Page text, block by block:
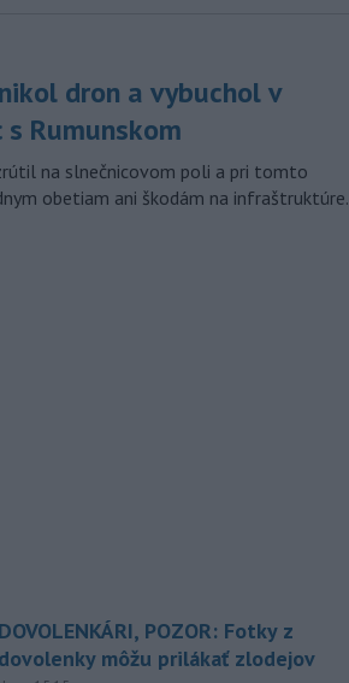
dron a vybuchol v
Rumunskom
na slnečnicovom poli a pri tomto
obetiam ani škodám na infraštruktúre.
DOVOLENKÁRI, POZOR: Fotky z
dovolenky môžu prilákať zlodejov